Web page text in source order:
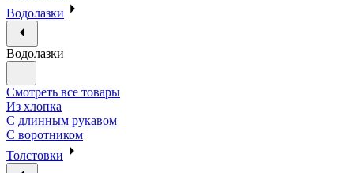
Водолазки
Водолазки
Смотреть все товары
Из хлопка
С длинным рукавом
С воротником
Толстовки